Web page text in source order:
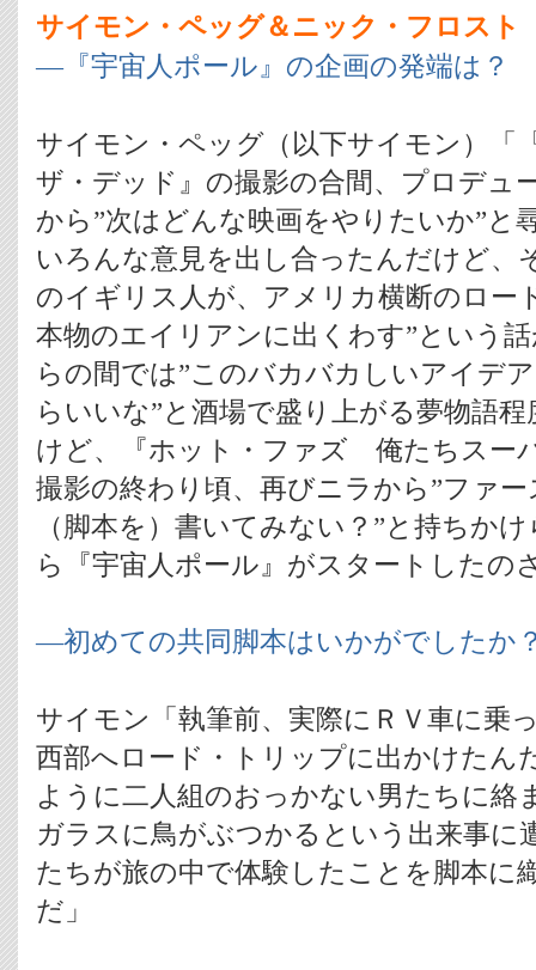
サイモン・ペッグ＆ニック・フロスト
―『宇宙人ポール』の企画の発端は？
サイモン・ペッグ（以下サイモン）「
ザ・デッド』の撮影の合間、プロデュ
から”次はどんな映画をやりたいか”と
いろんな意見を出し合ったんだけど、
のイギリス人が、アメリカ横断のロー
本物のエイリアンに出くわす”という
らの間では”このバカバカしいアイデ
らいいな”と酒場で盛り上がる夢物語
けど、『ホット・ファズ 俺たちスー
撮影の終わり頃、再びニラから”ファ
（脚本を）書いてみない？”と持ちか
ら『宇宙人ポール』がスタートしたの
―初めての共同脚本はいかがでしたか
サイモン「執筆前、実際にＲＶ車に乗
西部へロード・トリップに出かけたん
ように二人組のおっかない男たちに絡
ガラスに鳥がぶつかるという出来事に
たちが旅の中で体験したことを脚本に
だ」